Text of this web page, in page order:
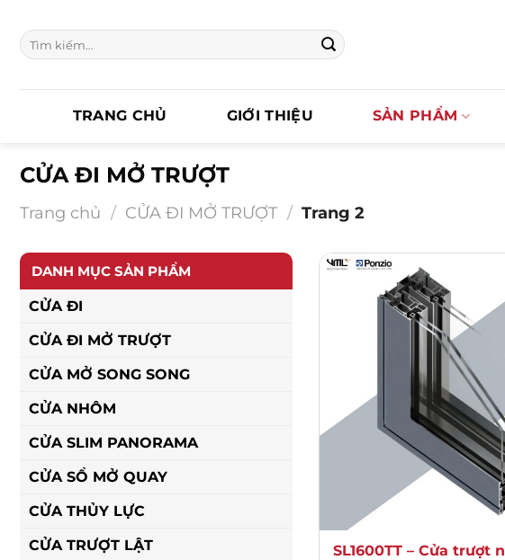
đến
nội
Tìm
kiếm:
TRANG CHỦ GIỚI THIỆU SẢN PHẨM
CỬA ĐI MỞ TRƯỢT
Trang chủ / CỬA ĐI MỞ TRƯỢT / Trang 2
DANH MỤC SẢN PHẨM
CỬA ĐI
CỬA ĐI MỞ TRƯỢT
CỬA MỞ SONG SONG
CỬA NHÔM
CỬA SLIM PANORAMA
CỬA SỔ MỞ QUAY
CỬA THỦY LỰC
CỬA TRƯỢT LẬT
SL1600TT – Cửa trượt